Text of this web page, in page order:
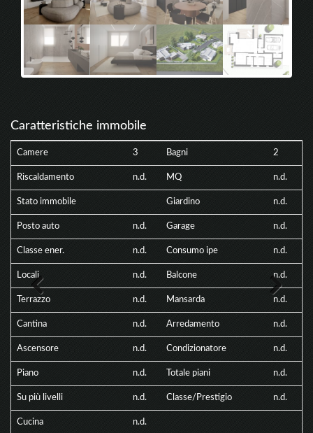
Caratteristiche immobile
Camere 3 Bagni 2
Riscaldamento n.d. MQ n.d.
Stato immobile Giardino n.d.
Posto auto n.d. Garage n.d.
Classe ener. n.d. Consumo ipe n.d.
Locali n.d. Balcone n.d.
Terrazzo n.d. Mansarda n.d.
Cantina n.d. Arredamento n.d.
Ascensore n.d. Condizionatore n.d.
Piano n.d. Totale piani n.d.
Su più livelli n.d. Classe/Prestigio n.d.
Cucina n.d.